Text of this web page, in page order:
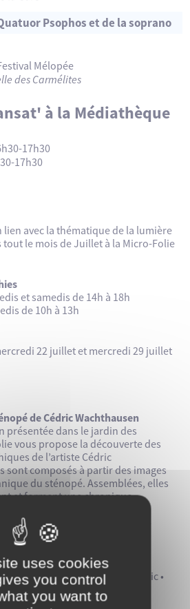
Psophos et de la soprano
Mélopée
des Carmélites
à la Médiathèque
17h30
17h30
lien avec la thématique de la lumière
le mois de Juillet à la Micro-Folie
et samedis de 14h à 18h
de 10h à 13h
22 juillet et mercredi 29 juillet
de Cédric Wachthausen
présentée dans le jardin des
vous propose la découverte des
de l’artiste Cédric
sont composés à partir des images
du sténopé. Assemblées, elles
et forment une chronique
18 juillet et samedi 25 juillet •
min
Wachthausen
15 juillet • 10h • Tout public •
uses cookies
you control
you want to